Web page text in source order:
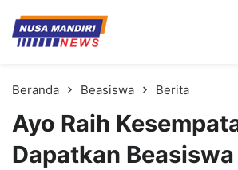
Kampus Digital Bisnis
Universitas Nusa Mandiri
Beranda Beasiswa Berita
Ayo Raih
Dapatkan